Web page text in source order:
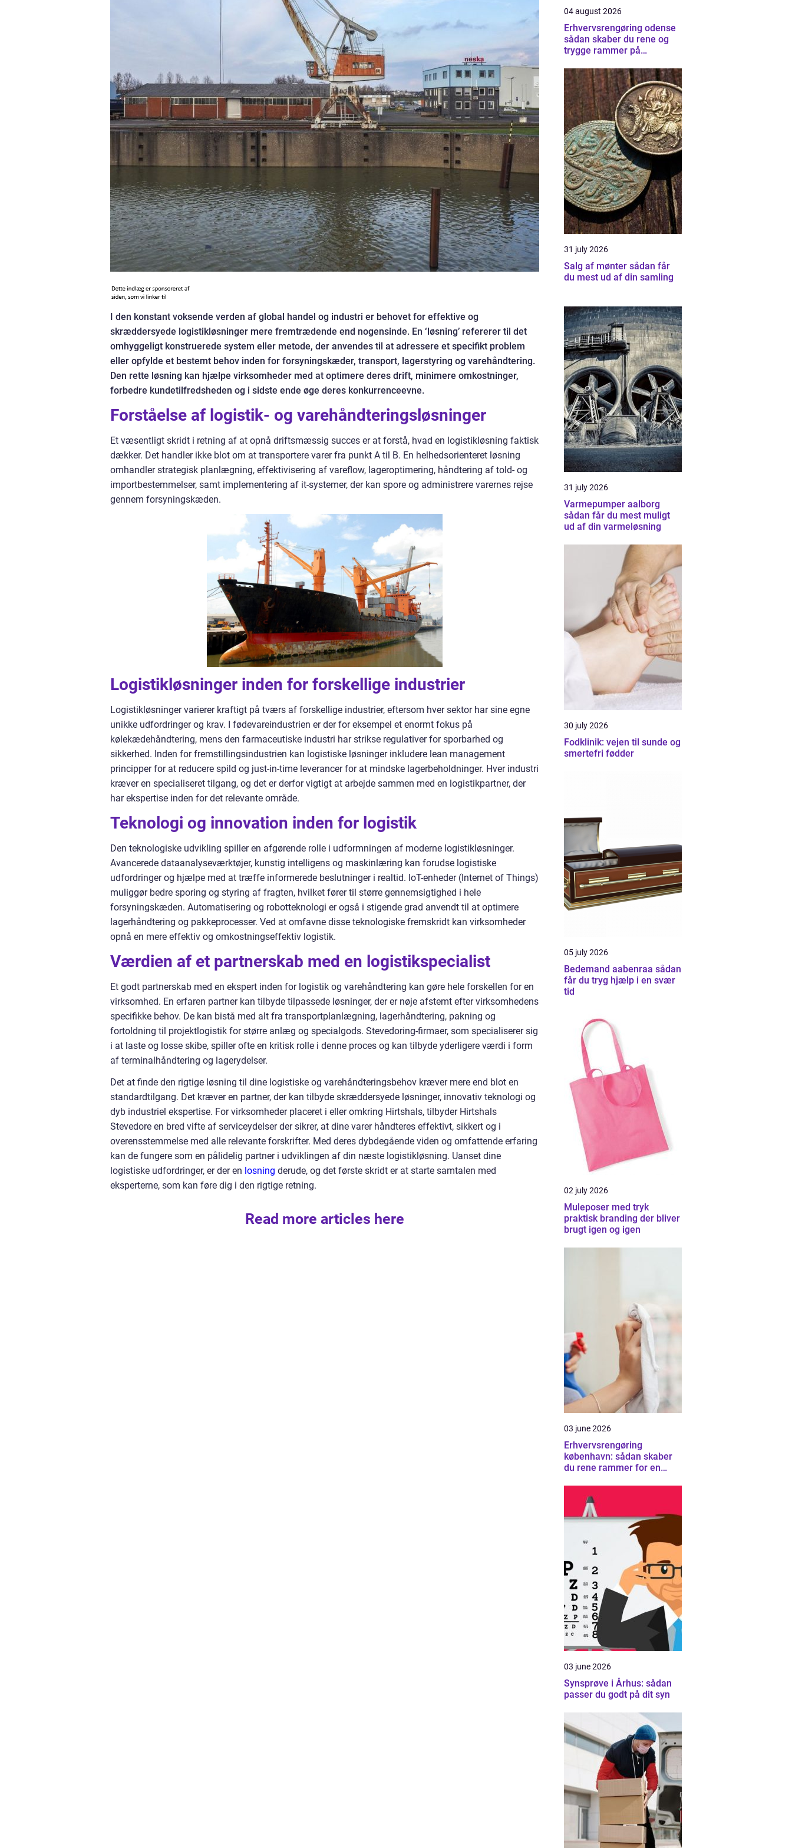
I den konstant voksende verden af global handel og industri er behovet for effektive og
skræddersyede logistikløsninger mere fremtrædende end nogensinde. En ‘løsning’ refererer til det
omhyggeligt konstruerede system eller metode, der anvendes til at adressere et specifikt problem
eller opfylde et bestemt behov inden for forsyningskæder, transport, lagerstyring og varehåndtering.
Den rette løsning kan hjælpe virksomheder med at optimere deres drift, minimere omkostninger,
forbedre kundetilfredsheden og i sidste ende øge deres konkurrenceevne.
Forståelse af logistik- og varehåndteringsløsninger
Et væsentligt skridt i retning af at opnå driftsmæssig succes er at forstå, hvad en logistikløsning faktisk
dækker. Det handler ikke blot om at transportere varer fra punkt A til B. En helhedsorienteret løsning
omhandler strategisk planlægning, effektivisering af vareflow, lageroptimering, håndtering af told- og
importbestemmelser, samt implementering af it-systemer, der kan spore og administrere varernes rejse
gennem forsyningskæden.
Logistikløsninger inden for forskellige industrier
Logistikløsninger varierer kraftigt på tværs af forskellige industrier, eftersom hver sektor har sine egne
unikke udfordringer og krav. I fødevareindustrien er der for eksempel et enormt fokus på
kølekædehåndtering, mens den farmaceutiske industri har strikse regulativer for sporbarhed og
sikkerhed. Inden for fremstillingsindustrien kan logistiske løsninger inkludere lean management
principper for at reducere spild og just-in-time leverancer for at mindske lagerbeholdninger. Hver industri
kræver en specialiseret tilgang, og det er derfor vigtigt at arbejde sammen med en logistikpartner, der
har ekspertise inden for det relevante område.
Teknologi og innovation inden for logistik
Den teknologiske udvikling spiller en afgørende rolle i udformningen af moderne logistikløsninger.
Avancerede dataanalyseværktøjer, kunstig intelligens og maskinlæring kan forudse logistiske
udfordringer og hjælpe med at træffe informerede beslutninger i realtid. IoT-enheder (Internet of Things)
muliggør bedre sporing og styring af fragten, hvilket fører til større gennemsigtighed i hele
forsyningskæden. Automatisering og robotteknologi er også i stigende grad anvendt til at optimere
lagerhåndtering og pakkeprocesser. Ved at omfavne disse teknologiske fremskridt kan virksomheder
opnå en mere effektiv og omkostningseffektiv logistik.
Værdien af et partnerskab med en logistikspecialist
Et godt partnerskab med en ekspert inden for logistik og varehåndtering kan gøre hele forskellen for en
virksomhed. En erfaren partner kan tilbyde tilpassede løsninger, der er nøje afstemt efter virksomhedens
specifikke behov. De kan bistå med alt fra transportplanlægning, lagerhåndtering, pakning og
fortoldning til projektlogistik for større anlæg og specialgods. Stevedoring-firmaer, som specialiserer sig
i at laste og losse skibe, spiller ofte en kritisk rolle i denne proces og kan tilbyde yderligere værdi i form
af terminalhåndtering og lagerydelser.
Det at finde den rigtige løsning til dine logistiske og varehåndteringsbehov kræver mere end blot en
standardtilgang. Det kræver en partner, der kan tilbyde skræddersyede løsninger, innovativ teknologi og
dyb industriel ekspertise. For virksomheder placeret i eller omkring Hirtshals, tilbyder Hirtshals
Stevedore en bred vifte af serviceydelser der sikrer, at dine varer håndteres effektivt, sikkert og i
overensstemmelse med alle relevante forskrifter. Med deres dybdegående viden og omfattende erfaring
kan de fungere som en pålidelig partner i udviklingen af din næste logistikløsning. Uanset dine
logistiske udfordringer, er der en losning derude, og det første skridt er at starte samtalen med
eksperterne, som kan føre dig i den rigtige retning.
Read more articles here
04 august 2026
Erhvervsrengøring odense
sådan skaber du rene og
trygge rammer på
31 july 2026
Salg af mønter sådan får
du mest ud af din samling
31 july 2026
Varmepumper aalborg
sådan får du mest muligt
ud af din varmeløsning
30 july 2026
Fodklinik: vejen til sunde og
smertefri fødder
05 july 2026
Bedemand aabenraa sådan
får du tryg hjælp i en svær
tid
02 july 2026
Muleposer med tryk
praktisk branding der bliver
brugt igen og igen
03 june 2026
Erhvervsrengøring
københavn: sådan skaber
du rene rammer for en
03 june 2026
Synsprøve i Århus: sådan
passer du godt på dit syn